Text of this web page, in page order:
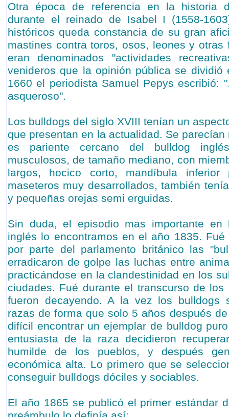
Otra época de referencia en la historia
durante el reinado de Isabel I (1558-
históricos queda constancia de su gran
mastines contra toros, osos, leones y otras
eran denominados "actividades
venideros que la opinión pública se dividió
1660 el periodista Samuel Pepys escribió:
asqueroso".
Los bulldogs del siglo XVIII tenían un
que presentan en la actualidad. Se
es pariente cercano del bulldog
musculosos, de tamaño mediano, con
largos, hocico corto, mandíbula inferior
maseteros muy desarrollados, también
y pequeñas orejas semi erguidas.
Sin duda, el episodio mas importante en
inglés lo encontramos en el año 1835.
por parte del parlamento británico las
erradicaron de golpe las luchas entre
practicándose en la clandestinidad en los
ciudades. Fué durante el transcurso de
fueron decayendo. A la vez los bulldogs
razas de forma que solo 5 años después
difícil encontrar un ejemplar de bulldog
entusiasta de la raza decidieron
humilde de los pueblos, y después
económica alta. Lo primero que se
conseguir bulldogs dóciles y sociables.
El año 1865 se publicó el primer estándar